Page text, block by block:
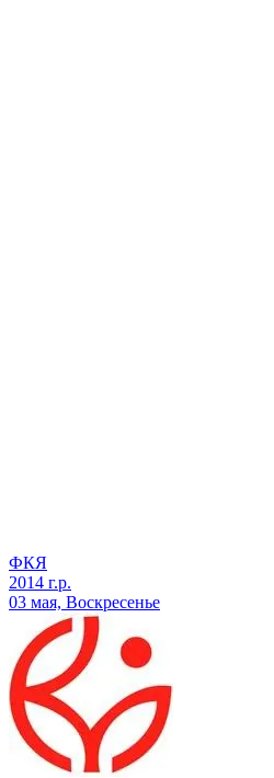
ФКЯ
2014 г.р.
03 мая, Воскресенье